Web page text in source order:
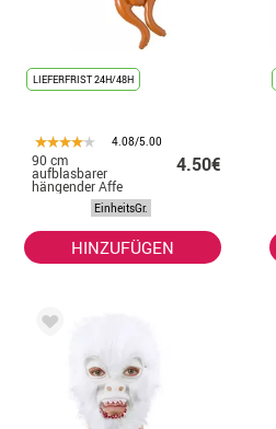
LIEFERFRIST 24H/48H
4.08/5.00
90 cm
aufblasbarer
hängender Affe
4.50€
EinheitsGr.
HINZUFÜGEN